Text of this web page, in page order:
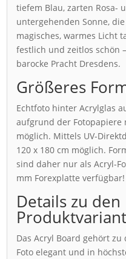
tiefem Blau, zarten Rosa-
untergehenden Sonne,
magisches, warmes Licht
festlich und zeitlos schön
barocke Pracht Dresdens.
Größeres
Echtfoto hinter Acrylglas
aufgrund der Fotopapiere
möglich. Mittels UV-
120 x 180 cm möglich.
sind daher nur als Acryl-
mm Forexplatte verfügbar!
Details zu den
Das Acryl Board gehört
Foto elegant und in